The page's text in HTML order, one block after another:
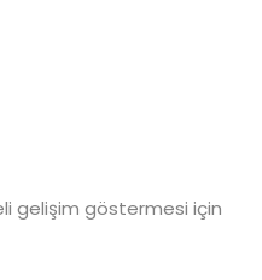
gelişim göstermesi için